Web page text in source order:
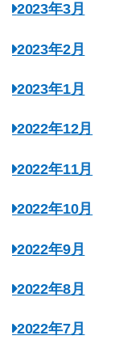
2023年3月
2023年2月
2023年1月
2022年12月
2022年11月
2022年10月
2022年9月
2022年8月
2022年7月